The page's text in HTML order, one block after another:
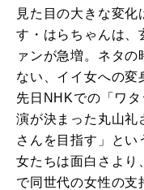
見た目の大きな変
す・はらちゃんは、
ァンが急増。ネタの
ない、イイ女への変
先日NHKでの「ワ
演が決まった丸山礼
さんを目指す」とい
女たちは面白さより
で同世代の女性の支